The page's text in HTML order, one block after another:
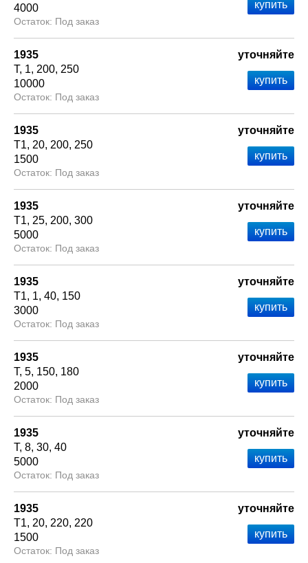
4000
Под заказ
1935
Т 1 200 250
10000
Под заказ
уточняйте
1935
Т1 20 200 250
1500
Под заказ
уточняйте
1935
Т1 25 200 300
5000
Под заказ
уточняйте
1935
Т1 1 40 150
3000
Под заказ
уточняйте
1935
Т 5 150 180
2000
Под заказ
уточняйте
1935
Т 8 30 40
5000
Под заказ
уточняйте
1935
Т1 20 220 220
1500
Под заказ
уточняйте